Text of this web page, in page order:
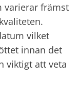
varierar främst
vilket
innan det
viktigt att veta